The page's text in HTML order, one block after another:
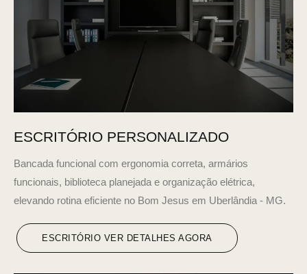
ESCRITÓRIO PERSONALIZADO
Bancada funcional com ergonomia correta, armários
funcionais, biblioteca planejada e organização elétrica,
elevando rotina eficiente no Bom Jesus em Uberlândia - MG.
ESCRITÓRIO VER DETALHES AGORA